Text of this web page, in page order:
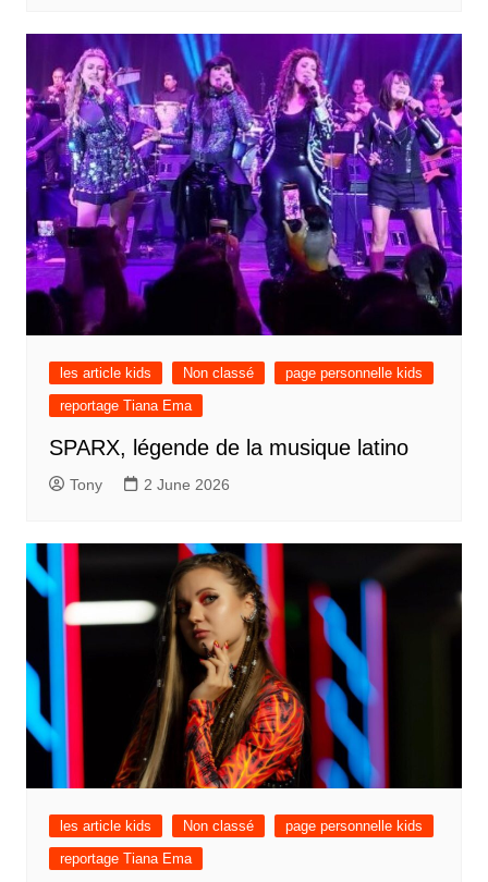
les article kids Non classé
page personnelle kids
reportage Tiana Ema
SPARX, légende de la musique latino
Tony 2 June 2026
les article kids Non classé
page personnelle kids
reportage Tiana Ema